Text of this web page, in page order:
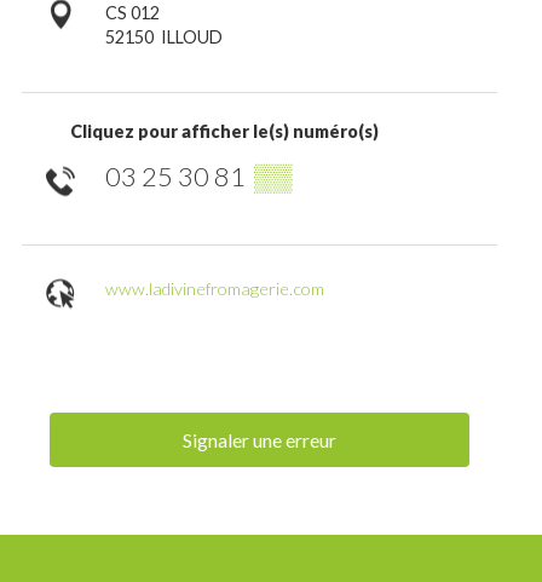
CS 012
52150 ILLOUD
Cliquez pour afficher le(s) numéro(s)
03 25 30 81 ▒▒
www.ladivinefromagerie.com
Signaler une erreur